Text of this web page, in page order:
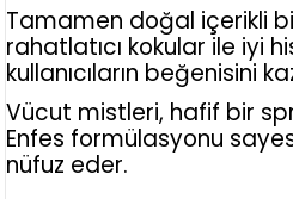
Tamamen doğal içerikli
rahatlatıcı kokular ile iyi
kullanıcıların beğenisini
Vücut mistleri, hafif bir
Enfes formülasyonu
nüfuz eder.